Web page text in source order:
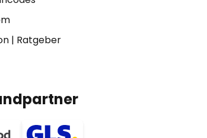
| Ratgeber